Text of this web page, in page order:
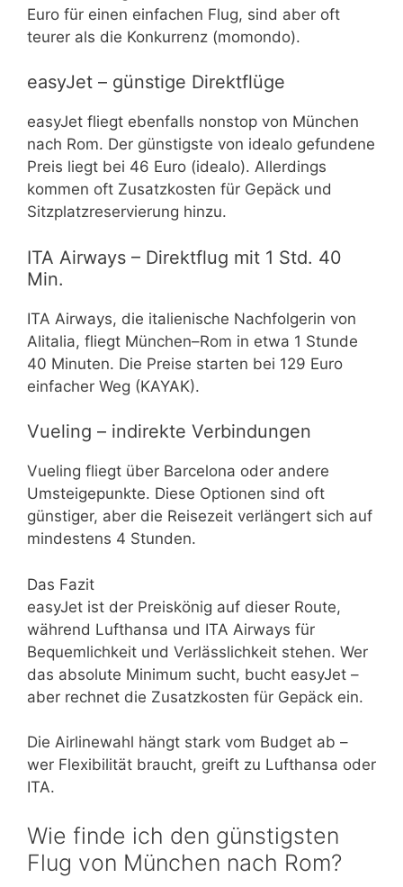
Euro für einen einfachen Flug, sind aber oft
teurer als die Konkurrenz (momondo).
easyJet – günstige Direktflüge
easyJet fliegt ebenfalls nonstop von München
nach Rom. Der günstigste von idealo gefundene
Preis liegt bei 46 Euro (idealo). Allerdings
kommen oft Zusatzkosten für Gepäck und
Sitzplatzreservierung hinzu.
ITA Airways – Direktflug mit 1 Std. 40
Min.
ITA Airways, die italienische Nachfolgerin von
Alitalia, fliegt München–Rom in etwa 1 Stunde
40 Minuten. Die Preise starten bei 129 Euro
einfacher Weg (KAYAK).
Vueling – indirekte Verbindungen
Vueling fliegt über Barcelona oder andere
Umsteigepunkte. Diese Optionen sind oft
günstiger, aber die Reisezeit verlängert sich auf
mindestens 4 Stunden.
Das Fazit
easyJet ist der Preiskönig auf dieser Route,
während Lufthansa und ITA Airways für
Bequemlichkeit und Verlässlichkeit stehen. Wer
das absolute Minimum sucht, bucht easyJet –
aber rechnet die Zusatzkosten für Gepäck ein.
Die Airlinewahl hängt stark vom Budget ab –
wer Flexibilität braucht, greift zu Lufthansa oder
ITA.
Wie finde ich den günstigsten
Flug von München nach Rom?